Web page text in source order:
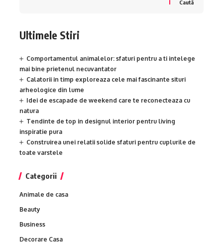
Caută
Ultimele Stiri
Comportamentul animalelor: sfaturi pentru a ti intelege
mai bine prietenul necuvantator
Calatorii in timp exploreaza cele mai fascinante situri
arheologice din lume
Idei de escapade de weekend care te reconecteaza cu
natura
Tendinte de top in designul interior pentru living
inspiratie pura
Construirea unei relatii solide sfaturi pentru cuplurile de
toate varstele
Categorii
Animale de casa
Beauty
Business
Decorare Casa